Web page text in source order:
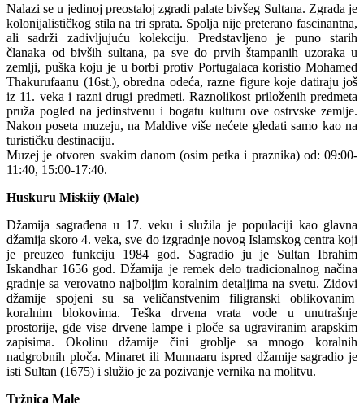
Nalazi se u jedinoj preostaloj zgradi palate bivšeg Sultana. Zgrada je
kolonijalističkog stila na tri sprata. Spolja nije preterano fascinantna,
ali sadrži zadivljujuću kolekciju. Predstavljeno je puno starih
članaka od bivših sultana, pa sve do prvih štampanih uzoraka u
zemlji, puška koju je u borbi protiv Portugalaca koristio Mohamed
Thakurufaanu (16st.), obredna odeća, razne figure koje datiraju još
iz 11. veka i razni drugi predmeti. Raznolikost priloženih predmeta
pruža pogled na jedinstvenu i bogatu kulturu ove ostrvske zemlje.
Nakon poseta muzeju, na Maldive više nećete gledati samo kao na
turističku destinaciju.
Muzej je otvoren svakim danom (osim petka i praznika) od: 09:00-
11:40, 15:00-17:40.
Huskuru Miskiiy (Male)
Džamija sagrađena u 17. veku i služila je populaciji kao glavna
džamija skoro 4. veka, sve do izgradnje novog Islamskog centra koji
je preuzeo funkciju 1984 god. Sagradio ju je Sultan Ibrahim
Iskandhar 1656 god. Džamija je remek delo tradicionalnog načina
gradnje sa verovatno najboljim koralnim detaljima na svetu. Zidovi
džamije spojeni su sa veličanstvenim filigranski oblikovanim
koralnim blokovima. Teška drvena vrata vode u unutrašnje
prostorije, gde vise drvene lampe i ploče sa ugraviranim arapskim
zapisima. Okolinu džamije čini groblje sa mnogo koralnih
nadgrobnih ploča. Minaret ili Munnaaru ispred džamije sagradio je
isti Sultan (1675) i služio je za pozivanje vernika na molitvu.
Tržnica Male